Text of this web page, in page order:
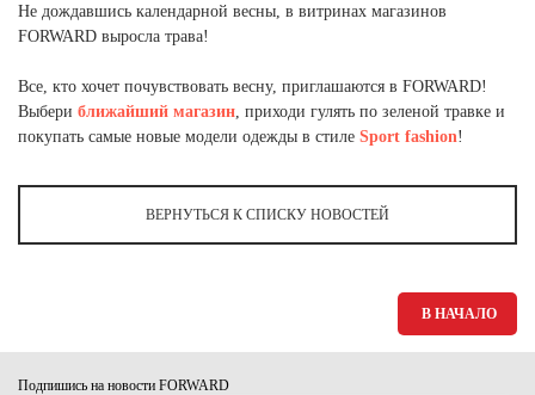
Ростовская область (2)
Санкт-Петербург и ЛО (3)
Саратовская область (1)
Томская область (1)
Не дождавшись календарной весны, в витринах магазинов
FORWARD выросла трава!
Все, кто хочет почувствовать весну, приглашаются в FORWARD!
Выбери ближайший магазин , приходи гулять по зеленой травке и
покупать самые новые модели одежды в стиле Sport fashion!
ВЕРНУТЬСЯ К СПИСКУ НОВОСТЕЙ
В НАЧАЛО
Подпишись на новости FORWARD